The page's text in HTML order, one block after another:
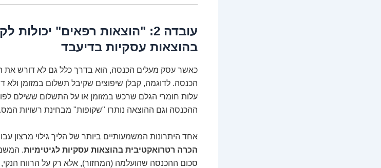
עובדה 2: "הוצאות רפאים"
בהוצאות עסקיות בדיעבד
כאשר עסק מעלים הכנסה, הוא בדרך כלל גם לא דורש את
הכנסה. לדוגמה, קבלן שיפוצים שקיבל תשלום במזומן ולא
עלות חומרי הגלם שרכש במזומן או על התשלום ששילם
ההכנסה וגם ההוצאה נותרו "שקופות" מבחינת רשויות המס.
אחד היתרונות המשמעותיים ביותר של הליך גילוי מרצון
הכרה רטרואקטיבית בהוצאות עסקיות לגיטימיות.
סכום ההכנסה שהועלמה (המחזור), אלא רק על הרווח הנקי,